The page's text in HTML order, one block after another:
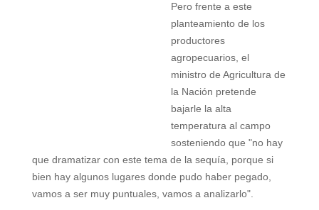
Pero frente a este
planteamiento de los
productores
agropecuarios, el
ministro de Agricultura de
la Nación pretende
bajarle la alta
temperatura al campo
sosteniendo que "no hay
que dramatizar con este tema de la sequía, porque si
bien hay algunos lugares donde pudo haber pegado,
vamos a ser muy puntuales, vamos a analizarlo".